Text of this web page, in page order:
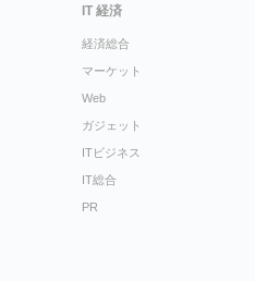
IT 経済
経済総合
マーケット
Web
ガジェット
ITビジネス
IT総合
PR